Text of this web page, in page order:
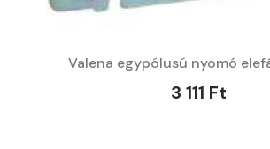
Valena egypólusú nyomó
3 111 Ft